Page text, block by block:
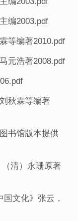
编2003.pdf
等编著2010.pdf
元浩著2008.pdf
秋霖等编著
书馆版本提供
清）永珊原著
文化》张云，